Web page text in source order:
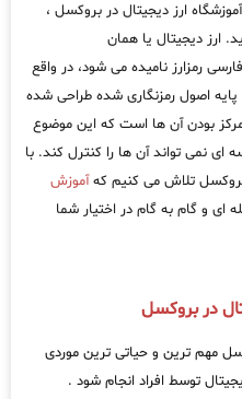
ارز دیجیتال در بروکسل ،
ارز دیجیتال یا همان
رمزارز نامیده می شود، در واقع
اصول رمزنگاری شده طراحی شده
بودن آن ها است که این موضوع
نمی تواند آن ها را کنترل کند. با
تلاش می کنیم کهآموزش
ای و گام به گام در اختیار شما
در بروکسل
مهم ترین و حیاتی ترین موردی
توسط افراد انجام شود .